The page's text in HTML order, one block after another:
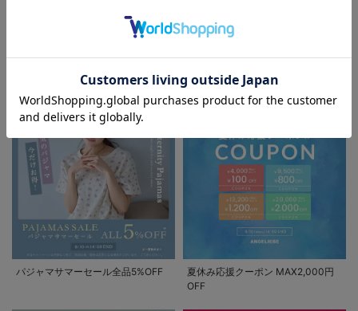
お気に入り商品を確認する
EVENT
セール / クーポン情報
パジャマサマーセール全品5%OFF
夏休み応援クーポン MAX2,000円
OFF